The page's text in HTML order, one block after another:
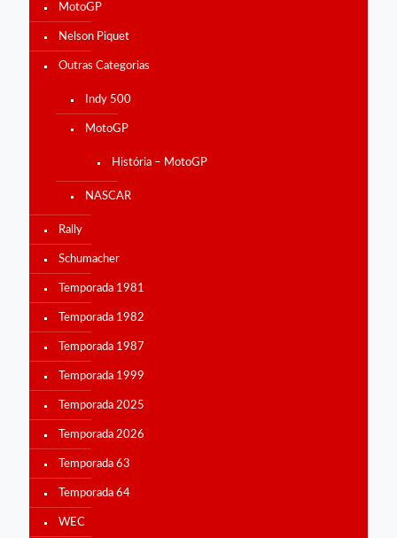
MotoGP
Nelson Piquet
Outras Categorias
Indy 500
MotoGP
História – MotoGP
NASCAR
Rally
Schumacher
Temporada 1981
Temporada 1982
Temporada 1987
Temporada 1999
Temporada 2025
Temporada 2026
Temporada 63
Temporada 64
WEC